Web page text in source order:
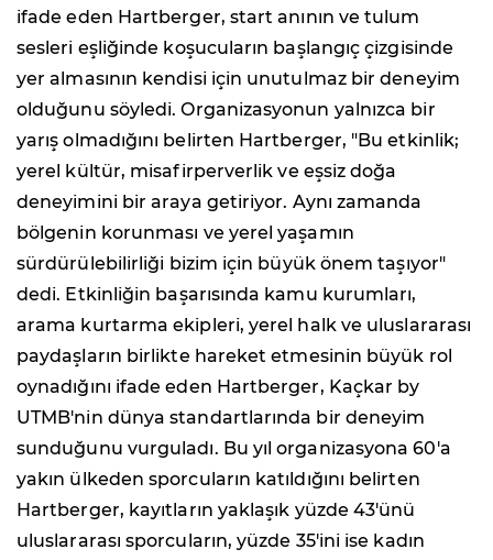
ifade eden Hartberger, start anının ve tulum
sesleri eşliğinde koşucuların başlangıç çizgisinde
yer almasının kendisi için unutulmaz bir deneyim
olduğunu söyledi. Organizasyonun yalnızca bir
yarış olmadığını belirten Hartberger, "Bu etkinlik;
yerel kültür, misafirperverlik ve eşsiz doğa
deneyimini bir araya getiriyor. Aynı zamanda
bölgenin korunması ve yerel yaşamın
sürdürülebilirliği bizim için büyük önem taşıyor"
dedi. Etkinliğin başarısında kamu kurumları,
arama kurtarma ekipleri, yerel halk ve uluslararası
paydaşların birlikte hareket etmesinin büyük rol
oynadığını ifade eden Hartberger, Kaçkar by
UTMB'nin dünya standartlarında bir deneyim
sunduğunu vurguladı. Bu yıl organizasyona 60'a
yakın ülkeden sporcuların katıldığını belirten
Hartberger, kayıtların yaklaşık yüzde 43'ünü
uluslararası sporcuların, yüzde 35'ini ise kadın